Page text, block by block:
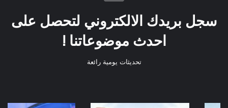
سجل بريدك الالكتروني لتحصل على
احدث موضوعاتنا !
تحديثات يومية رائعة